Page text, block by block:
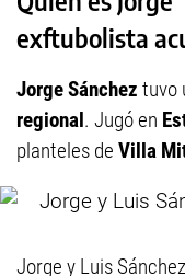
exftubolista
Jorge Sánchez tuvo
regional. Jugó en
planteles de Villa
Jorge y Luis